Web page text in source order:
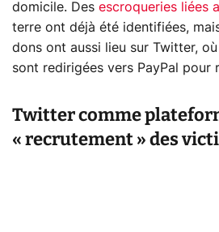
domicile. Des escroqueries liées
terre ont déjà été identifiées,
dons ont aussi lieu sur Twitter,
sont redirigées vers PayPal pour
Twitter comme
« recrutement » des